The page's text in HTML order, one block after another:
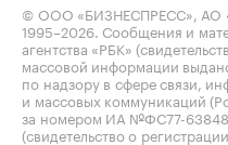
© ООО «БИЗНЕСПРЕСС», АО
1995–2026 . Сообщения и
агентства «РБК»
массовой информации
по надзору в сфере связи,
и массовых коммуникаций
за номером ИА №ФС77-
(свидетельство о